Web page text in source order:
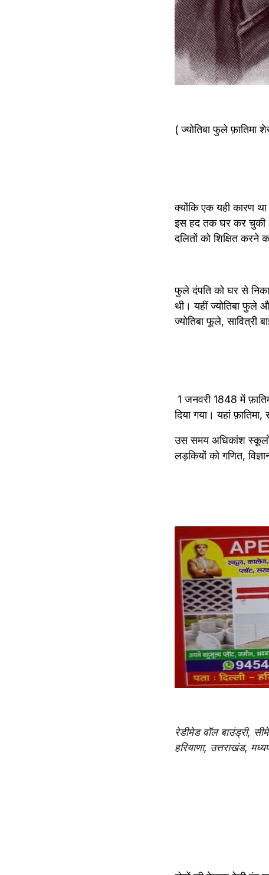
( ज्योतिबा फुले फ़ातिमा
क्योंकि एक यही कारण
इस हद तक घर कर चुकी
दलितों को शिक्षित करने
फुले दंपति को घर से
थी। यहीं ज्योतिबा फुले
ज्योतिबा फूले,
दिया गया। यहां
उस समय अधिकांश स्कूलों
लड़कियों को गणित,
रेडीमेड वॉल बाउंड्री,
हरियाणा, उत्तराखंड,